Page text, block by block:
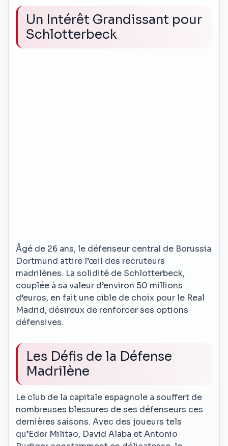
Un Intérêt Grandissant pour
Schlotterbeck
Âgé de 26 ans, le défenseur central de Borussia
Dortmund attire l’œil des recruteurs
madrilènes. La solidité de Schlotterbeck,
couplée à sa valeur d’environ 50 millions
d’euros, en fait une cible de choix pour le Real
Madrid, désireux de renforcer ses options
défensives.
Les Défis de la Défense
Madrilène
Le club de la capitale espagnole a souffert de
nombreuses blessures de ses défenseurs ces
dernières saisons. Avec des joueurs tels
qu’Eder Militao, David Alaba et Antonio